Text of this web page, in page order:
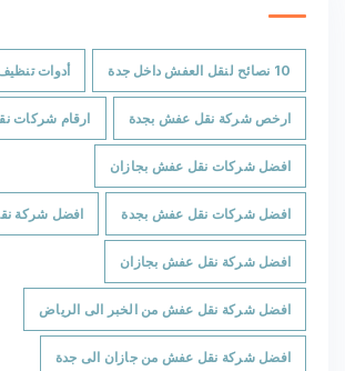
10 نصائح لنقل العفش داخل جدة أدوات
ارخص شركة نقل عفش بجدة ارقام شركات
افضل شركات نقل عفش بجازان
افضل شركات نقل عفش بجدة افضل شركة
افضل شركة نقل عفش بجازان
افضل شركة نقل عفش من الخبر الى الرياض
افضل شركة نقل عفش من جازان الى جدة